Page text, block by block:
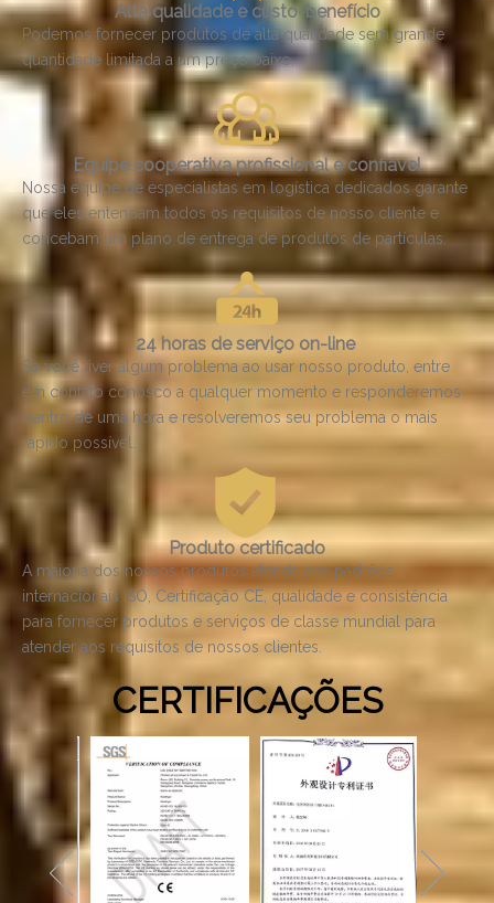
Alta qualidade e custo-benefício
Podemos fornecer produtos de alta qualidade sem grande
quantidade limitada a um preço baixo.
Equipe cooperativa profissional e confiável
Nossa equipe de especialistas em logística dedicados garante
que eles entendam todos os requisitos de nosso cliente e
concebam um plano de entrega de produtos de partículas.
24 horas de serviço on-line
Se você tiver algum problema ao usar nosso produto, entre
em contato conosco a qualquer momento e responderemos
dentro de uma hora e resolveremos seu problema o mais
rápido possível.
Produto certificado
A maioria dos nossos produtos atende aos padrões
internacionais ISO, Certificação CE, qualidade e consistência
para fornecer produtos e serviços de classe mundial para
atender aos requisitos de nossos clientes.
CERTIFICAÇÕES